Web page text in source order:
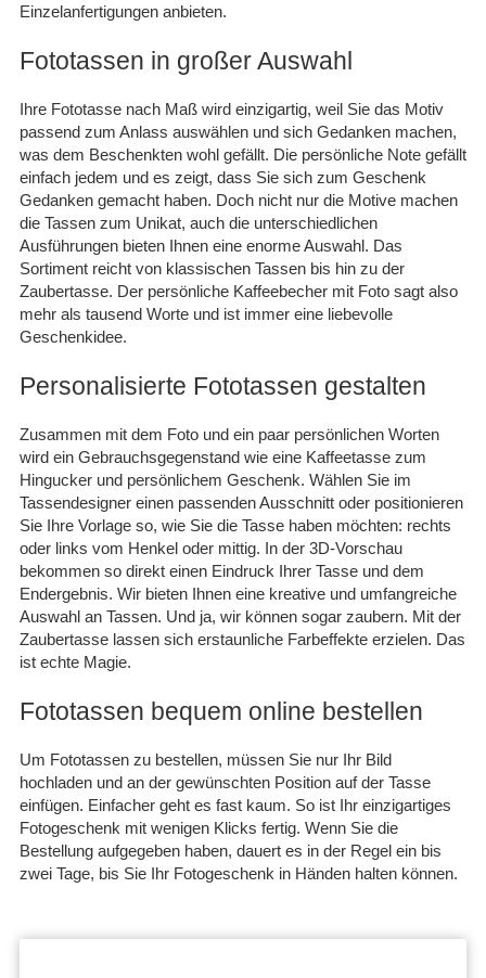
Einzelanfertigungen anbieten.
Fototassen in großer Auswahl
Ihre Fototasse nach Maß wird einzigartig, weil Sie das Motiv
passend zum Anlass auswählen und sich Gedanken machen,
was dem Beschenkten wohl gefällt. Die persönliche Note gefällt
einfach jedem und es zeigt, dass Sie sich zum Geschenk
Gedanken gemacht haben. Doch nicht nur die Motive machen
die Tassen zum Unikat, auch die unterschiedlichen
Ausführungen bieten Ihnen eine enorme Auswahl. Das
Sortiment reicht von klassischen Tassen bis hin zu der
Zaubertasse. Der persönliche Kaffeebecher mit Foto sagt also
mehr als tausend Worte und ist immer eine liebevolle
Geschenkidee.
Personalisierte Fototassen gestalten
Zusammen mit dem Foto und ein paar persönlichen Worten
wird ein Gebrauchsgegenstand wie eine Kaffeetasse zum
Hingucker und persönlichem Geschenk. Wählen Sie im
Tassendesigner einen passenden Ausschnitt oder positionieren
Sie Ihre Vorlage so, wie Sie die Tasse haben möchten: rechts
oder links vom Henkel oder mittig. In der 3D-Vorschau
bekommen so direkt einen Eindruck Ihrer Tasse und dem
Endergebnis. Wir bieten Ihnen eine kreative und umfangreiche
Auswahl an Tassen. Und ja, wir können sogar zaubern. Mit der
Zaubertasse lassen sich erstaunliche Farbeffekte erzielen. Das
ist echte Magie.
Fototassen bequem online bestellen
Um Fototassen zu bestellen, müssen Sie nur Ihr Bild
hochladen und an der gewünschten Position auf der Tasse
einfügen. Einfacher geht es fast kaum. So ist Ihr einzigartiges
Fotogeschenk mit wenigen Klicks fertig. Wenn Sie die
Bestellung aufgegeben haben, dauert es in der Regel ein bis
zwei Tage, bis Sie Ihr Fotogeschenk in Händen halten können.